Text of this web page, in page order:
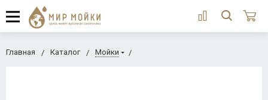
Главная Каталог Мойки